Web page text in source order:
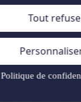
Tout
Politique de